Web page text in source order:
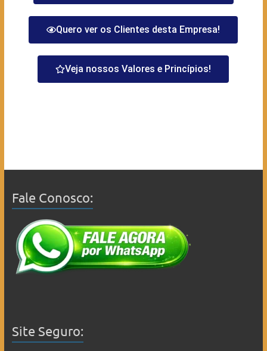
Quero ver os Clientes desta Empresa!
Veja nossos Valores e Princípios!
Fale Conosco:
Site Seguro: